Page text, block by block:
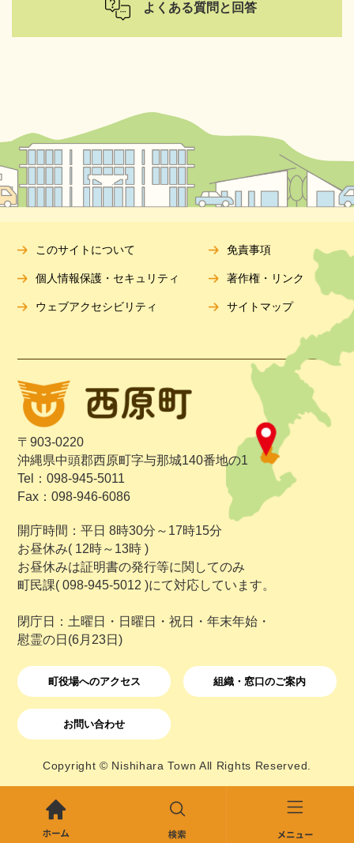
よくある質問と回答
〒903-0220
沖縄県中頭郡西原町字与那城140番地の1
Tel：098-945-5011
Fax：098-946-6086
開庁時間：平日 8時30分～17時15分
お昼休み( 12時～13時 )
お昼休みは証明書の発行等に関してのみ
町民課( 098-945-5012 )にて対応しています。
閉庁日：土曜日・日曜日・祝日・年末年始・
慰霊の日(6月23日)
町役場へのアクセス 組織・窓口のご案内
お問い合わせ
このサイトについて 免責事項
個人情報保護・セキュリティ 著作権・リンク
ウェブアクセシビリティ サイトマップ
Copyright © Nishihara Town All Rights Reserved.